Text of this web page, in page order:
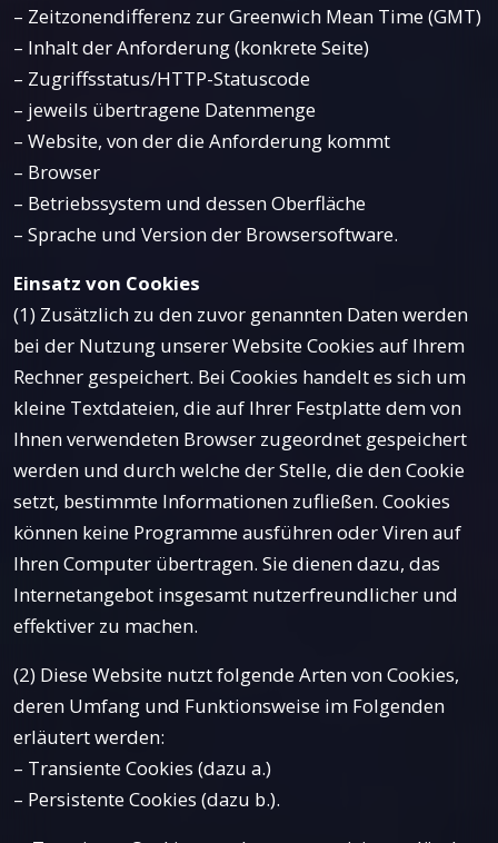
– Zeitzonendifferenz zur Greenwich Mean Time (GMT)
– Inhalt der Anforderung (konkrete Seite)
– Zugriffsstatus/HTTP-Statuscode
– jeweils übertragene Datenmenge
– Website, von der die Anforderung kommt
– Browser
– Betriebssystem und dessen Oberfläche
– Sprache und Version der Browsersoftware.
Einsatz von Cookies
(1) Zusätzlich zu den zuvor genannten Daten werden
bei der Nutzung unserer Website Cookies auf Ihrem
Rechner gespeichert. Bei Cookies handelt es sich um
kleine Textdateien, die auf Ihrer Festplatte dem von
Ihnen verwendeten Browser zugeordnet gespeichert
werden und durch welche der Stelle, die den Cookie
setzt, bestimmte Informationen zufließen. Cookies
können keine Programme ausführen oder Viren auf
Ihren Computer übertragen. Sie dienen dazu, das
Internetangebot insgesamt nutzerfreundlicher und
effektiver zu machen.
(2) Diese Website nutzt folgende Arten von Cookies,
deren Umfang und Funktionsweise im Folgenden
erläutert werden:
– Transiente Cookies (dazu a.)
– Persistente Cookies (dazu b.).